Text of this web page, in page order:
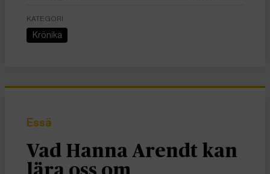
KATEGORI
Krönika
Essä
Vad Hanna Arendt kan